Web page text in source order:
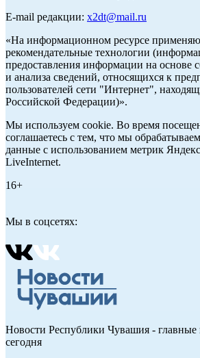
E-mail редакции: x2dt@mail.ru
«На информационном ресурсе
рекомендательные технологии
предоставления информации на основе
и анализа сведений, относящихся к
пользователей сети "Интернет",
Российской Федерации)».
Мы используем cookie. Во время
соглашаетесь с тем, что мы
данные с использованием метрик
LiveInternet.
16+
Мы в соцсетях:
Новости Республики Чувашия - главные
сегодня